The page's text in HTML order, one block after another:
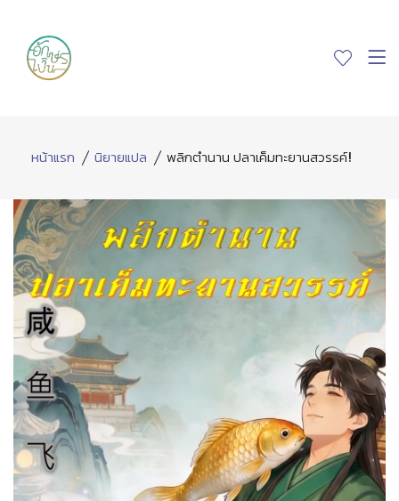
หน้าแรก นิยายแปล พลิกตำนาน ปลาเค็มทะยานสวรรค์!